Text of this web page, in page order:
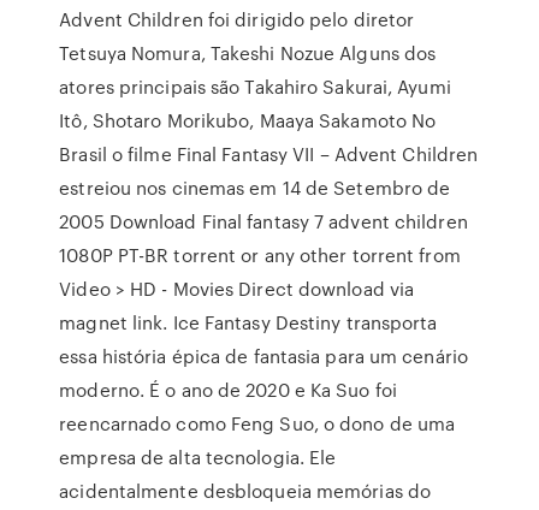
Advent Children foi dirigido pelo diretor
Tetsuya Nomura, Takeshi Nozue Alguns dos
atores principais são Takahiro Sakurai, Ayumi
Itô, Shotaro Morikubo, Maaya Sakamoto No
Brasil o filme Final Fantasy VII – Advent Children
estreiou nos cinemas em 14 de Setembro de
2005 Download Final fantasy 7 advent children
1080P PT-BR torrent or any other torrent from
Video > HD - Movies Direct download via
magnet link. Ice Fantasy Destiny transporta
essa história épica de fantasia para um cenário
moderno. É o ano de 2020 e Ka Suo foi
reencarnado como Feng Suo, o dono de uma
empresa de alta tecnologia. Ele
acidentalmente desbloqueia memórias do